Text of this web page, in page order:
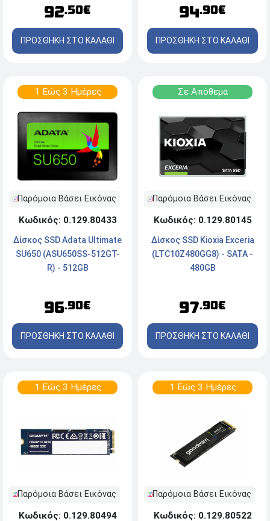
92.50€
ΠΡΟΣΘΗΚΗ ΣΤΟ ΚΑΛΑΘΙ
94.90€
ΠΡΟΣΘΗΚΗ ΣΤΟ ΚΑΛΑΘΙ
1 Εώς 3 Ημέρες
Παρόμοια Βάσει Εικόνας
Κωδικός: 0.129.80433
Δίσκος SSD Adata Ultimate
SU650 (ASU650SS-512GT-
R) - 512GB
96.90€
ΠΡΟΣΘΗΚΗ ΣΤΟ ΚΑΛΑΘΙ
Σε Απόθεμα
Παρόμοια Βάσει Εικόνας
Κωδικός: 0.129.80145
Δίσκος SSD Kioxia Exceria
(LTC10Z480GG8) - SATA -
480GB
97.90€
ΠΡΟΣΘΗΚΗ ΣΤΟ ΚΑΛΑΘΙ
1 Εώς 3 Ημέρες
Παρόμοια Βάσει Εικόνας
Κωδικός: 0.129.80494
1 Εώς 3 Ημέρες
Παρόμοια Βάσει Εικόνας
Κωδικός: 0.129.80522